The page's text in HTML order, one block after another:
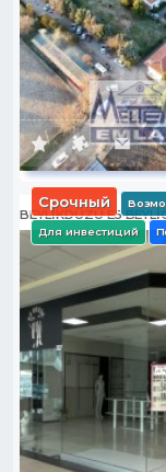
BEYLİKDÜZÜ E5
Срочный
Для инвестиций